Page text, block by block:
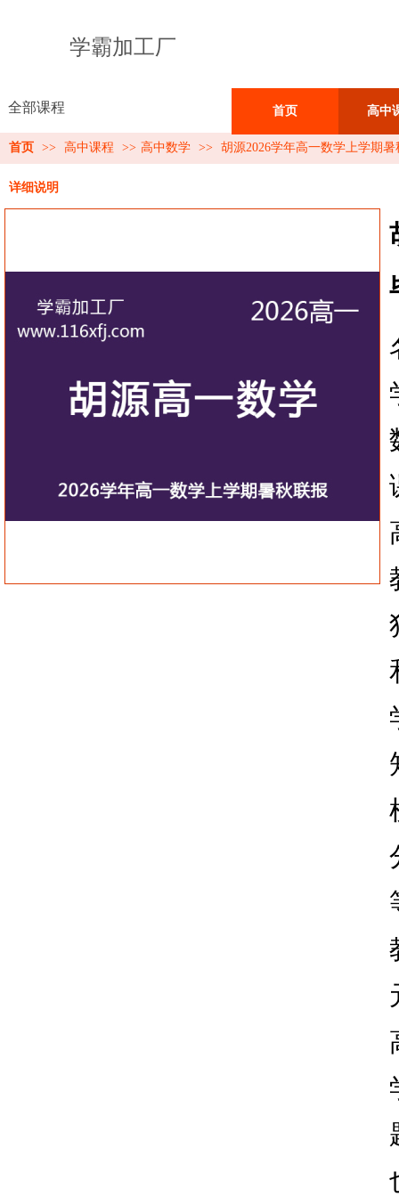
学霸加工厂
全部课程 首页 高中
首页 >> 高中课程 >> 高中数学 >> 胡源2026学年高一数学上学期
详细说明